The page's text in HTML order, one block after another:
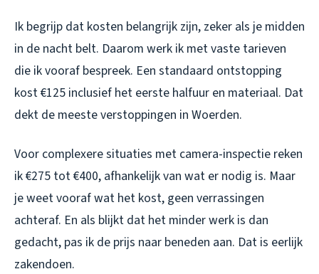
Ik begrijp dat kosten belangrijk zijn, zeker als je midden
in de nacht belt. Daarom werk ik met vaste tarieven
die ik vooraf bespreek. Een standaard ontstopping
kost €125 inclusief het eerste halfuur en materiaal. Dat
dekt de meeste verstoppingen in Woerden.
Voor complexere situaties met camera-inspectie reken
ik €275 tot €400, afhankelijk van wat er nodig is. Maar
je weet vooraf wat het kost, geen verrassingen
achteraf. En als blijkt dat het minder werk is dan
gedacht, pas ik de prijs naar beneden aan. Dat is eerlijk
zakendoen.